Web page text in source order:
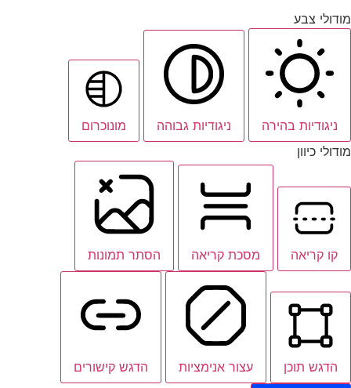
מודולי צבע
ניגודיות בהירה ניגודיות גבוהה
מונוכרום
מודולי כיוון
קו קריאה מסכת קריאה הסתר תמונות
הדגש תוכן עצור אנימציות הדגש קישורים